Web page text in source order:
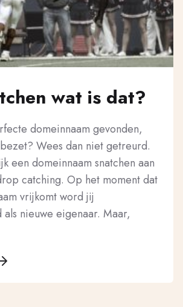
wat is dat?
domeinnaam gevonden,
Wees dan niet getreurd.
een domeinnaam snatchen aan
catching. Op het moment dat
vrijkomt word jij
nieuwe eigenaar. Maar,